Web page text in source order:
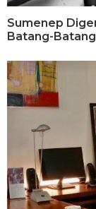
Sumenep
Batang-